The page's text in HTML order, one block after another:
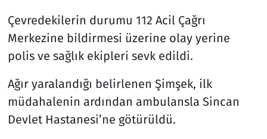
Çevredekilerin durumu 112 Acil Çağrı
Merkezine bildirmesi üzerine olay yerine
polis ve sağlık ekipleri sevk edildi.
Ağır yaralandığı belirlenen Şimşek, ilk
müdahalenin ardından ambulansla Sincan
Devlet Hastanesi’ne götürüldü.